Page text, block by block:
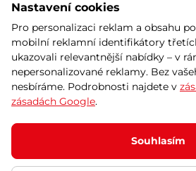
Půjčovna
obchodní podmínky
© 2026 SEVEN SPORT s.r.o Všechna práva
Podle zákona o evidenci tržeb je
kupujícímu účtenku.
Zároveň je povinen zaevidovat přijatou
Nastavení cookies
Pro personalizaci reklam a obsahu
mobilní reklamní identifikátory
ukazovali relevantnější nabídky – v
nepersonalizované reklamy. Bez
nesbíráme. Podrobnosti najdete v
zásadách Google.
Souhlasím